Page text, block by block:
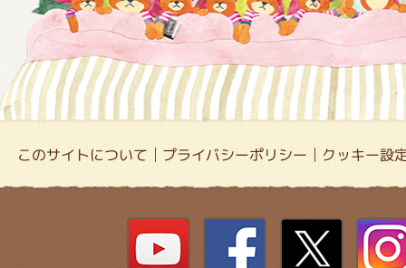
このサイトについて プライバシーポリシー クッキー設